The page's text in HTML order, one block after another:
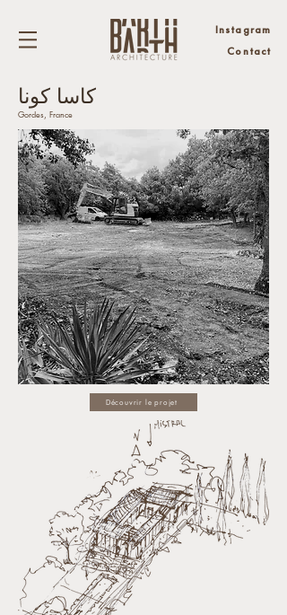
Instagram
Contact
كاسا كونا
Gordes, France
Découvrir le projet